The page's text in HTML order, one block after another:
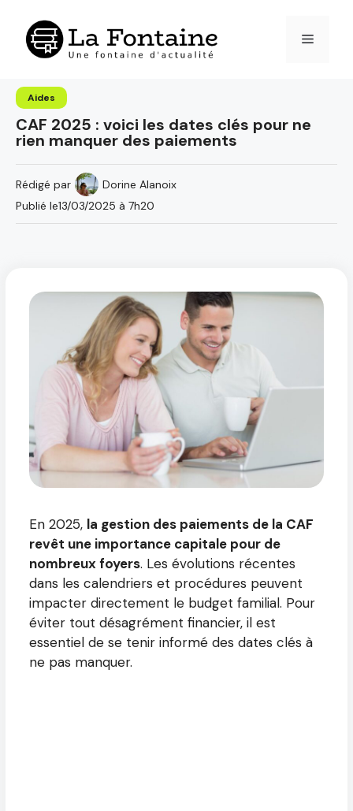
contenu
Menu
Aides
CAF 2025 : voici les dates clés pour ne
rien manquer des paiements
Rédigé par
Dorine Alanoix
Publié le13/03/2025 à 7h20
En 2025, la gestion des paiements de la CAF
revêt une importance capitale pour de
nombreux foyers. Les évolutions récentes
dans les calendriers et procédures peuvent
impacter directement le budget familial. Pour
éviter tout désagrément financier, il est
essentiel de se tenir informé des dates clés à
ne pas manquer.